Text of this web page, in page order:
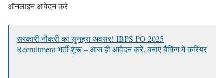
ऑनलाइन आवेदन करें
सरकारी नौकरी का सुनहरा अवसर! IBPS PO 2025
Recruitment भर्ती शुरू – आज ही आवेदन करें, बनाएं बैंकिंग में करियर